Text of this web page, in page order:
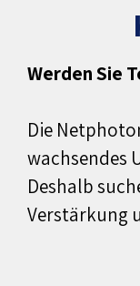
Werden Sie
Die
wachsendes
Deshalb
Verstärkung